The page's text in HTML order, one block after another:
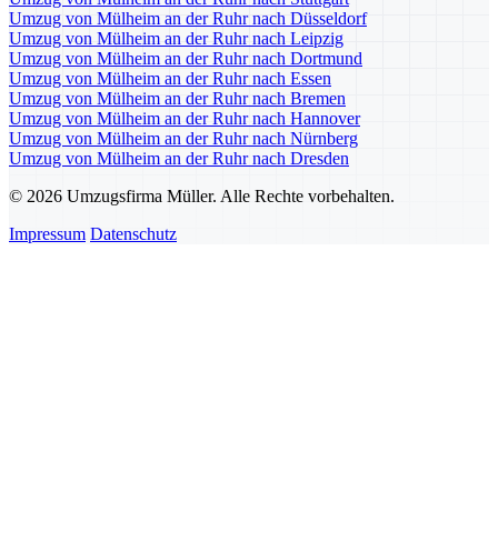
Umzug von Mülheim an der Ruhr nach Düsseldorf
Umzug von Mülheim an der Ruhr nach Leipzig
Umzug von Mülheim an der Ruhr nach Dortmund
Umzug von Mülheim an der Ruhr nach Essen
Umzug von Mülheim an der Ruhr nach Bremen
Umzug von Mülheim an der Ruhr nach Hannover
Umzug von Mülheim an der Ruhr nach Nürnberg
Umzug von Mülheim an der Ruhr nach Dresden
© 2026 Umzugsfirma Müller. Alle Rechte vorbehalten.
Impressum Datenschutz